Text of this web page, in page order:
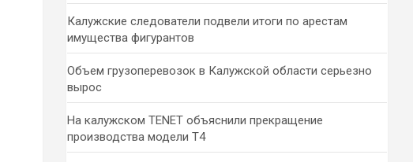
Калужские следователи подвели итоги по арестам
имущества фигурантов
Объем грузоперевозок в Калужской области серьезно
вырос
На калужском TENET объяснили прекращение
производства модели T4